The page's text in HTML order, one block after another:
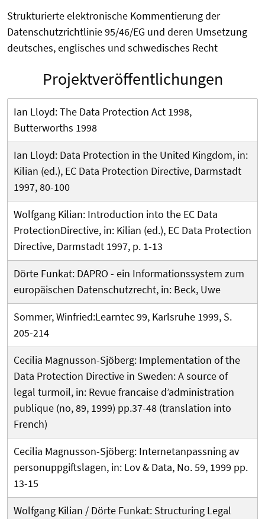
Strukturierte elektronische Kommentierung der
Datenschutzrichtlinie 95/46/EG und deren Umsetzung
deutsches, englisches und schwedisches Recht
Projektveröffentlichungen
Ian Lloyd: The Data Protection Act 1998,
Butterworths 1998
Ian Lloyd: Data Protection in the United Kingdom, in:
Kilian (ed.), EC Data Protection Directive, Darmstadt
1997, 80-100
Wolfgang Kilian: Introduction into the EC Data
ProtectionDirective, in: Kilian (ed.), EC Data Protection
Directive, Darmstadt 1997, p. 1-13
Dörte Funkat: DAPRO - ein Informationssystem zum
europäischen Datenschutzrecht, in: Beck, Uwe
Sommer, Winfried:Learntec 99, Karlsruhe 1999, S.
205-214
Cecilia Magnusson-Sjöberg: Implementation of the
Data Protection Directive in Sweden: A source of
legal turmoil, in: Revue francaise d’administration
publique (no, 89, 1999) pp.37-48 (translation into
French)
Cecilia Magnusson-Sjöberg: Internetanpassning av
personuppgiftslagen, in: Lov & Data, No. 59, 1999 pp.
13-15
Wolfgang Kilian / Dörte Funkat: Structuring Legal